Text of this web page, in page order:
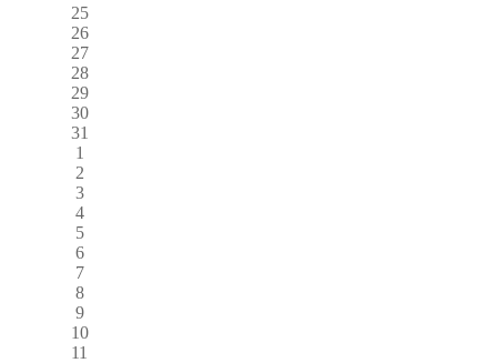
25
26
27
28
29
30
31
1
2
3
4
5
6
7
8
9
10
11